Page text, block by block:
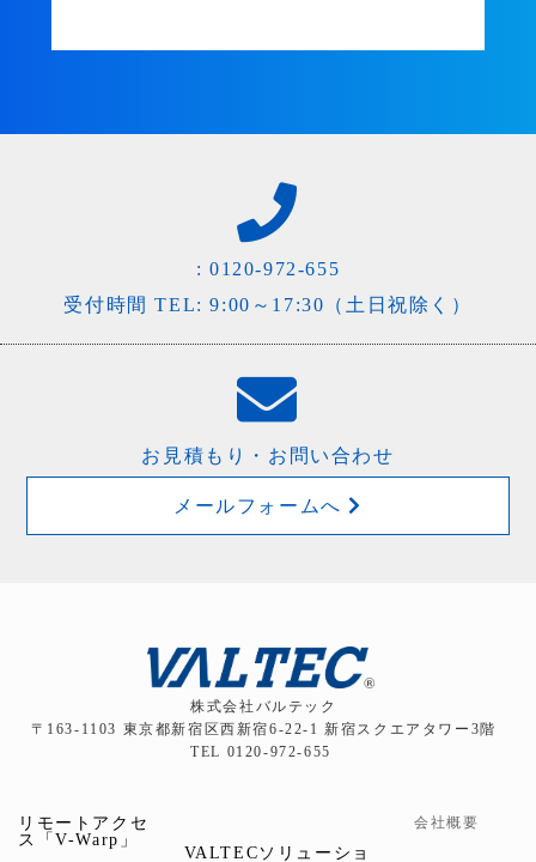
: 0120-972-655
受付時間 TEL: 9:00～17:30（土日祝除く）
お見積もり・お問い合わせ
メールフォームへ
株式会社バルテック
〒163-1103 東京都新宿区西新宿6-22-1 新宿スクエアタワー3階
TEL 0120-972-655
リモートアクセ
ス「V-Warp」
VALTECソリューショ
会社概要